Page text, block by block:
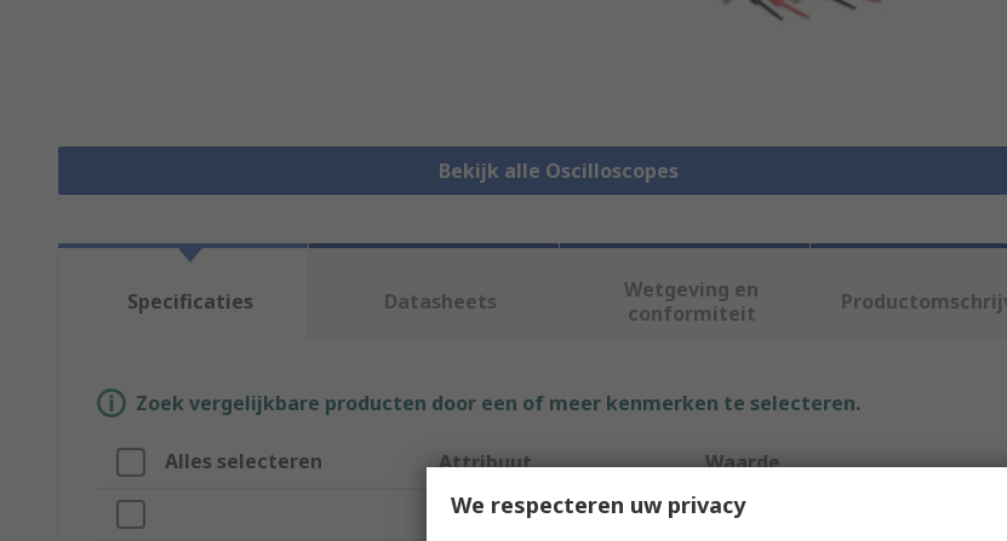
Bekijk alle Oscilloscopes
Specificaties Datasheets
Wetgeving en
conformiteit
Zoek vergelijkbare producten door een of meer kenmerken te selecteren.
Alles selecteren Attribuut Waarde
Merk Digilent
We respecteren uw privacy